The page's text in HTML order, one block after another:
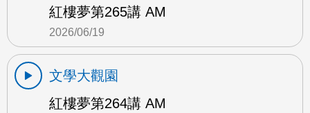
紅樓夢第265講 AM
2026/06/19
文學大觀園
紅樓夢第264講 AM